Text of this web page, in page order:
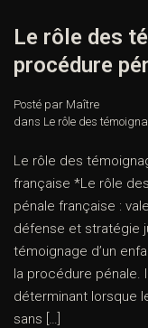
Le rôle des
procédure
Posté par Maître
dans Le rôle des
Le rôle des
française *Le rôle
pénale française :
défense et stratégie
témoignage d’un
la procédure pénale.
déterminant lorsque
sans […]